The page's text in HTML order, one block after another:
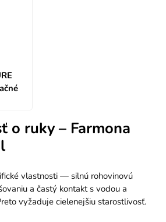
o ruky – Farmona
vlastnosti — silnú rohovinovú
a častý kontakt s vodou a
vyžaduje cielenejšiu starostlivosť.